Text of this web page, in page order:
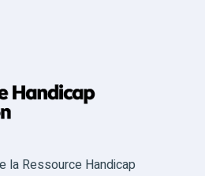
la Ressource Handicap